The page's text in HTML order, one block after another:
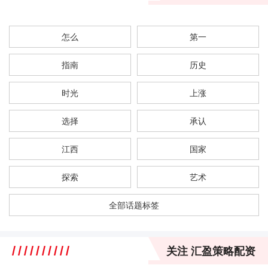
怎么 第一
指南 历史
时光 上涨
选择 承认
江西 国家
探索 艺术
全部话题标签
关注 汇盈策略配资